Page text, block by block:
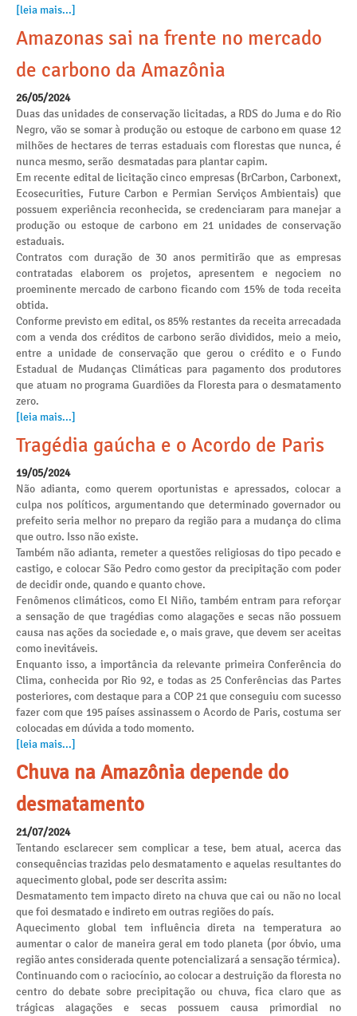
[leia mais...]
Amazonas sai na frente no mercado
de carbono da Amazônia
26/05/2024
Duas das unidades de conservação licitadas, a RDS do Juma e do Rio
Negro, vão se somar à produção ou estoque de carbono em quase 12
milhões de hectares de terras estaduais com florestas que nunca, é
nunca mesmo, serão desmatadas para plantar capim.
Em recente edital de licitação cinco empresas (BrCarbon, Carbonext,
Ecosecurities, Future Carbon e Permian Serviços Ambientais) que
possuem experiência reconhecida, se credenciaram para manejar a
produção ou estoque de carbono em 21 unidades de conservação
estaduais.
Contratos com duração de 30 anos permitirão que as empresas
contratadas elaborem os projetos, apresentem e negociem no
proeminente mercado de carbono ficando com 15% de toda receita
obtida.
Conforme previsto em edital, os 85% restantes da receita arrecadada
com a venda dos créditos de carbono serão divididos, meio a meio,
entre a unidade de conservação que gerou o crédito e o Fundo
Estadual de Mudanças Climáticas para pagamento dos produtores
que atuam no programa Guardiões da Floresta para o desmatamento
zero.
[leia mais...]
Tragédia gaúcha e o Acordo de Paris
19/05/2024
Não adianta, como querem oportunistas e apressados, colocar a
culpa nos políticos, argumentando que determinado governador ou
prefeito seria melhor no preparo da região para a mudança do clima
que outro. Isso não existe.
Também não adianta, remeter a questões religiosas do tipo pecado e
castigo, e colocar São Pedro como gestor da precipitação com poder
de decidir onde, quando e quanto chove.
Fenômenos climáticos, como El Niño, também entram para reforçar
a sensação de que tragédias como alagações e secas não possuem
causa nas ações da sociedade e, o mais grave, que devem ser aceitas
como inevitáveis.
Enquanto isso, a importância da relevante primeira Conferência do
Clima, conhecida por Rio 92, e todas as 25 Conferências das Partes
posteriores, com destaque para a COP 21 que conseguiu com sucesso
fazer com que 195 países assinassem o Acordo de Paris, costuma ser
colocadas em dúvida a todo momento.
[leia mais...]
Chuva na Amazônia depende do
desmatamento
21/07/2024
Tentando esclarecer sem complicar a tese, bem atual, acerca das
consequências trazidas pelo desmatamento e aquelas resultantes do
aquecimento global, pode ser descrita assim:
Desmatamento tem impacto direto na chuva que cai ou não no local
que foi desmatado e indireto em outras regiões do país.
Aquecimento global tem influência direta na temperatura ao
aumentar o calor de maneira geral em todo planeta (por óbvio, uma
região antes considerada quente potencializará a sensação térmica).
Continuando com o raciocínio, ao colocar a destruição da floresta no
centro do debate sobre precipitação ou chuva, fica claro que as
trágicas alagações e secas possuem causa primordial no